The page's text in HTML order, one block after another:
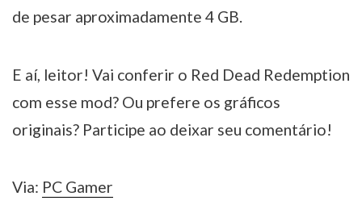
de pesar aproximadamente 4 GB.
E aí, leitor! Vai conferir o Red Dead Redemption
com esse mod? Ou prefere os gráficos
originais? Participe ao deixar seu comentário!
Via: PC Gamer